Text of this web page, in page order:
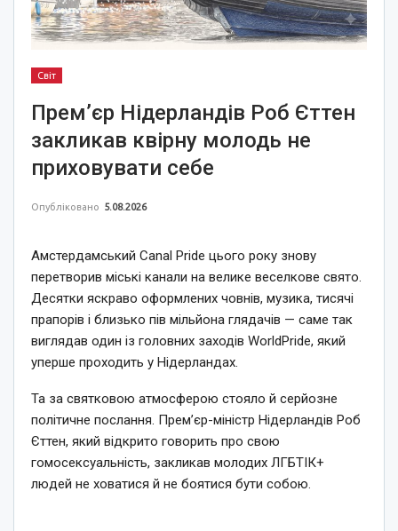
Світ
Прем’єр Нідерландів Роб Єттен
закликав квірну молодь не
приховувати себе
Опубліковано 5.08.2026
Амстердамський Canal Pride цього року знову
перетворив міські канали на велике веселкове свято.
Десятки яскраво оформлених човнів, музика, тисячі
прапорів і близько пів мільйона глядачів — саме так
виглядав один із головних заходів WorldPride, який
уперше проходить у Нідерландах.
Та за святковою атмосферою стояло й серйозне
політичне послання. Прем’єр-міністр Нідерландів Роб
Єттен, який відкрито говорить про свою
гомосексуальність, закликав молодих ЛГБТІК+
людей не ховатися й не боятися бути собою.